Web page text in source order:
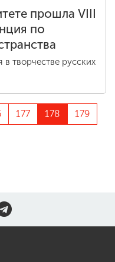
прошла VIII
по
творчестве русских
177 178
179